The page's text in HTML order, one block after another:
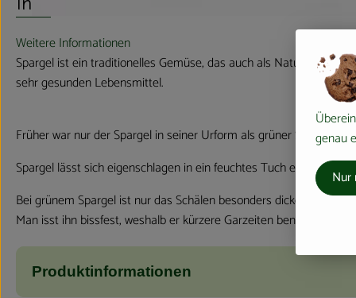
Weitere Informationen
Spargel ist ein traditionelles Gemüse, das auch als
sehr gesunden Lebensmittel.
Früher war nur der Spargel in seiner Urform als grüner Spargel
Spargel lässt sich eigenschlagen in ein feuchtes Tuch einige Tage
Bei grünem Spargel ist nur das Schälen besonders dicker
Man isst ihn bissfest, weshalb er kürzere Garzeiten benötigt.
Produktinformationen
genau
Nur